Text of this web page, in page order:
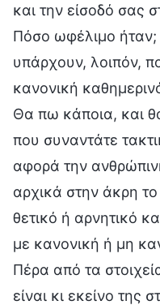
και την είσοδό σας
Πόσο ωφέλιμο ήταν;
υπάρχουν, λοιπόν,
κανονική
Θα πω κάποια, και
που συναντάτε
αφορά την
αρχικά στην άκρη
θετικό ή αρνητικό
με κανονική ή μη
Πέρα από τα
είναι κι εκείνο